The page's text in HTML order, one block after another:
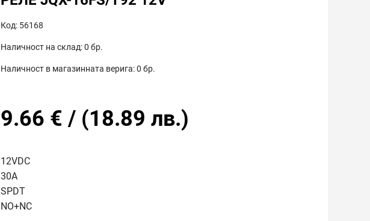
Код: 56168
Наличност на склад:0 бр.
Наличност в магазинната верига:0 бр.
9.66 € / (18.89 лв.)
12VDC
30A
SPDT
NO+NC